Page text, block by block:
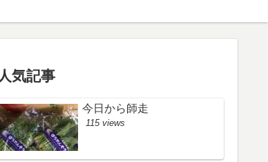
人気記事
今日から師走
115 views